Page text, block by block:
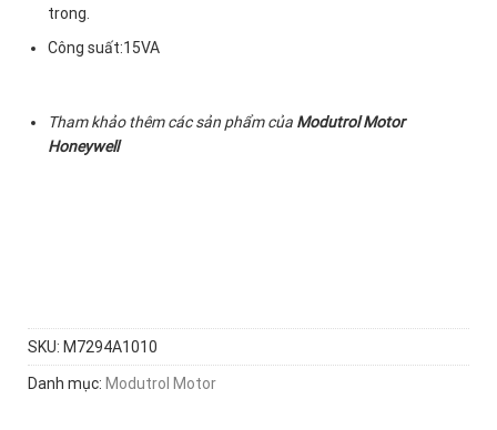
trong.
Công suất:15VA
Tham khảo thêm các sản phẩm của Modutrol Motor
Honeywell
SKU: M7294A1010
Danh mục: Modutrol Motor